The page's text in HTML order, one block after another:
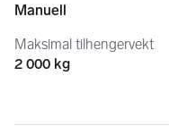
Manuell
Maksimal tilhengervekt
2 000 kg